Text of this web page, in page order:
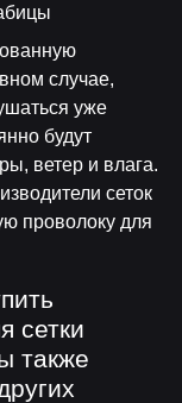
случае,
уже
будут
ветер и влага.
сеток
проволоку для
сетки
также